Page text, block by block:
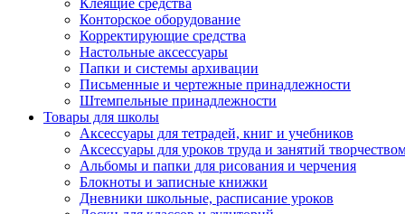
Клеящие средства
Конторское оборудование
Корректирующие средства
Настольные аксессуары
Папки и системы архивации
Письменные и чертежные принадлежности
Штемпельные принадлежности
Товары для школы
Аксессуары для тетрадей, книг и учебников
Аксессуары для уроков труда и занятий
Альбомы и папки для рисования и черчения
Блокноты и записные книжки
Дневники школьные, расписание уроков